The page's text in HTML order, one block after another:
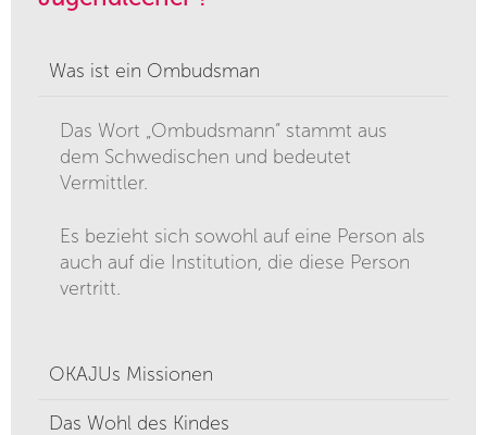
Was ist ein Ombudsman
Das Wort „Ombudsmann“ stammt aus
dem Schwedischen und bedeutet
Vermittler.
Es bezieht sich sowohl auf eine Person als
auch auf die Institution, die diese Person
vertritt.
OKAJUs Missionen
Das Wohl des Kindes